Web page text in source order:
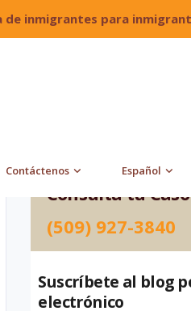
de inmigrantes para
Contáctenos Español
Consulta tu Caso
(509) 927-3840
Suscríbete al blog
electrónico